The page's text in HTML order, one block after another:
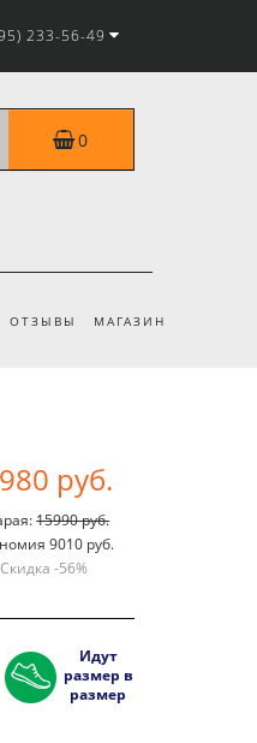
233-56-49
0
ОТЗЫВЫ МАГАЗИН
руб.
15990 руб.
9010 руб.
Скидка -56%
Идут
размер в
размер